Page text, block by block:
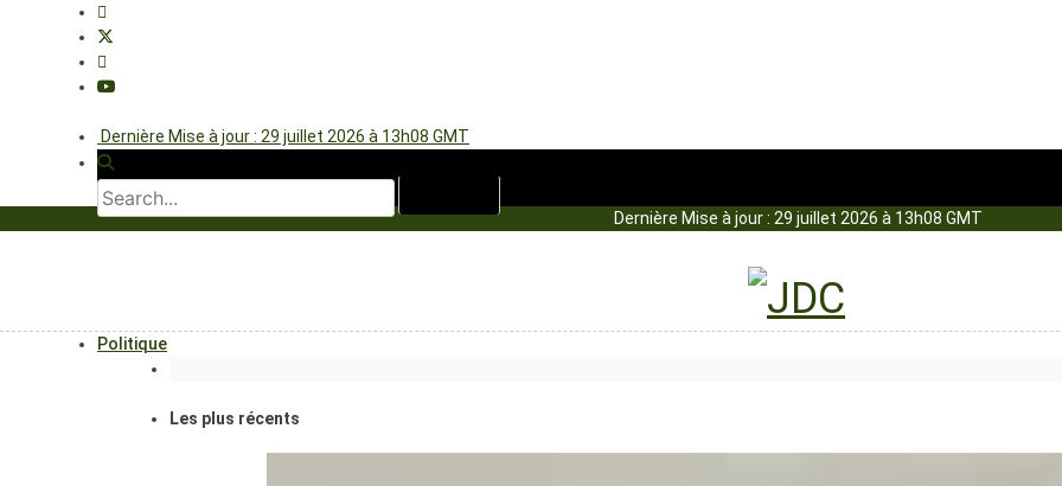
Dernière Mise à jour : 29 juillet 2026 à 13h08 GMT
Dernière Mise à jour : 29 juillet 2026 à 13h08 GMT
Politique
Les plus récents